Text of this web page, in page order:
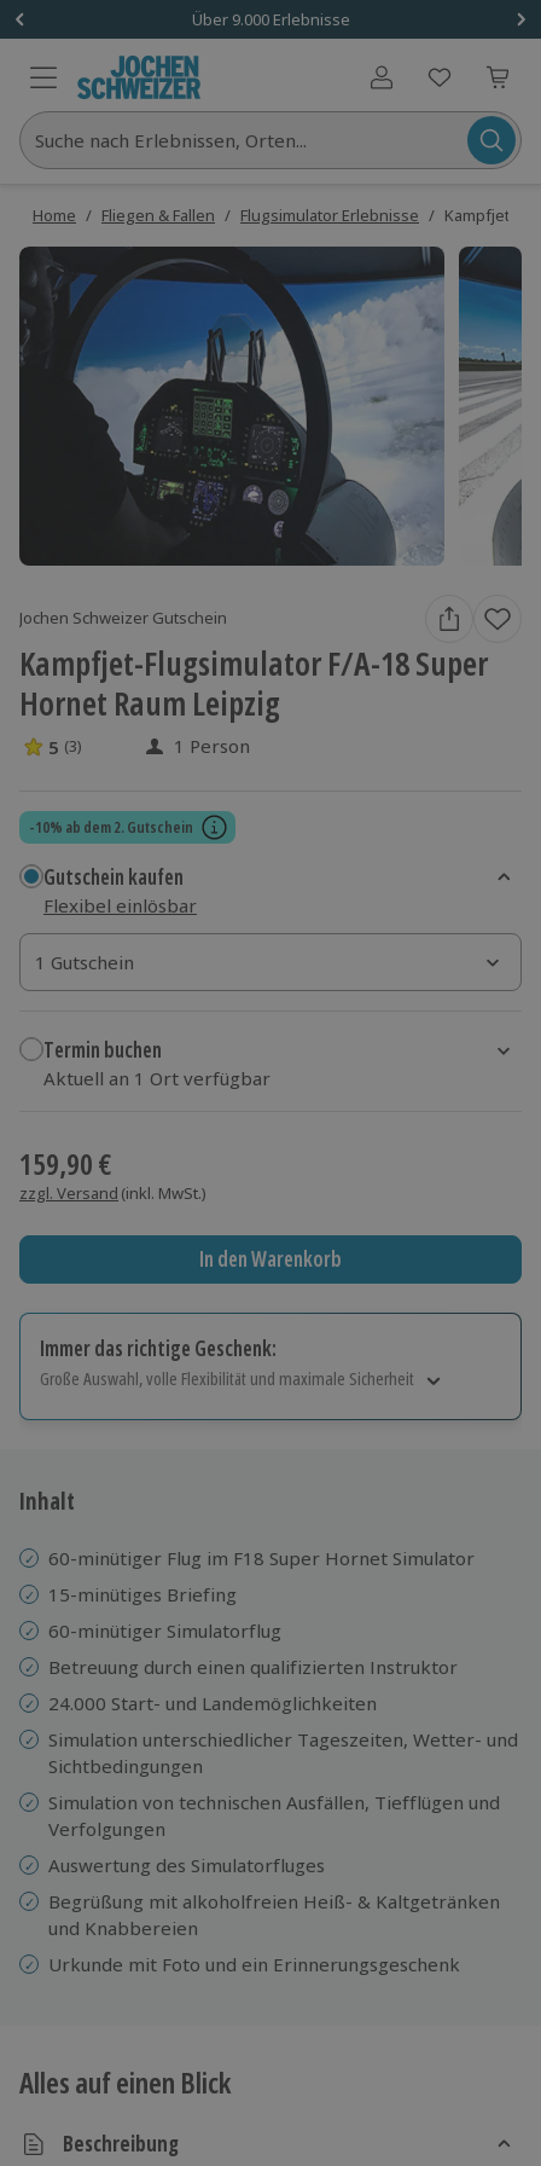
Über 9.000 Erlebnisse
Benutzerkonto
Suche nach Erlebnissen, Orten...
Home / Fliegen & Fallen / Flugsimulator Erlebnisse / Kampfjet-
Jochen Schweizer Gutschein
Kampfjet-Flugsimulator F/A-18 Super
Hornet Raum Leipzig
5 Sterne von 5 aus 3 Bewertungen
5 (3) 1 Person
-10% ab dem 2. Gutschein
Gutschein kaufen
Flexibel einlösbar
1 Gutschein
1 Gutschein
1 Gutschein
Termin buchen
Aktuell an 1 Ort verfügbar
159,90 €
zzgl. Versand (inkl. MwSt.)
In den Warenkorb
Immer das richtige Geschenk:
Große Auswahl, volle Flexibilität und maximale Sicherheit
Jeder Gutschein für alle Erlebnisse einlösbar.
Inhalt
60-minütiger Flug im F18 Super Hornet Simulator
15-minütiges Briefing
60-minütiger Simulatorflug
Betreuung durch einen qualifizierten Instruktor
24.000 Start- und Landemöglichkeiten
Simulation unterschiedlicher Tageszeiten, Wetter- und
Sichtbedingungen
Simulation von technischen Ausfällen, Tiefflügen und
Verfolgungen
Auswertung des Simulatorfluges
Begrüßung mit alkoholfreien Heiß- & Kaltgetränken
und Knabbereien
Urkunde mit Foto und ein Erinnerungsgeschenk
Alles auf einen Blick
Beschreibung